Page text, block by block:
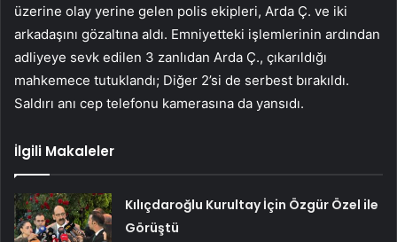
üzerine olay yerine gelen polis ekipleri, Arda Ç. ve iki
arkadaşını gözaltına aldı. Emniyetteki işlemlerinin ardından
adliyeye sevk edilen 3 zanlıdan Arda Ç., çıkarıldığı
mahkemece tutuklandı; Diğer 2’si de serbest bırakıldı.
Saldırı anı cep telefonu kamerasına da yansıdı.
İlgili Makaleler
Kılıçdaroğlu Kurultay İçin Özgür Özel ile
Görüştü